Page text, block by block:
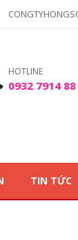
HOTLINE
0932 7914 88
TIN TỨC